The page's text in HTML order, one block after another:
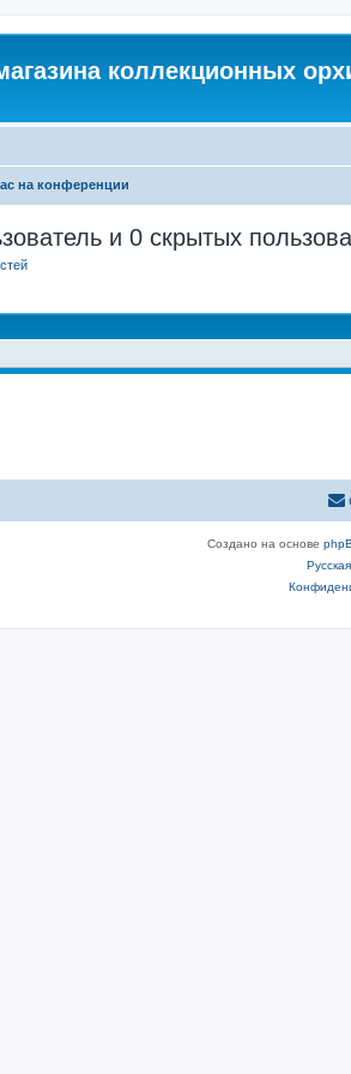
коллекционных
на конференции
и 0 скрытых
Создано на основе